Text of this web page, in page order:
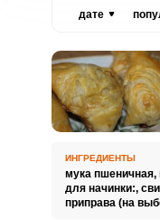
дате
ИНГРЕДИЕНТЫ
мука пшеничная,
для начинки:,
приправа (на